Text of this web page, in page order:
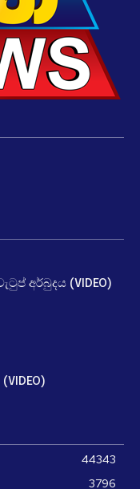
අර්බුදය (VIDEO)
44343
3796